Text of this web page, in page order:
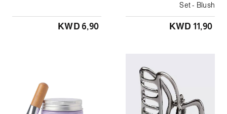
Set - Blush
KWD 11٫90 KWD 6٫90